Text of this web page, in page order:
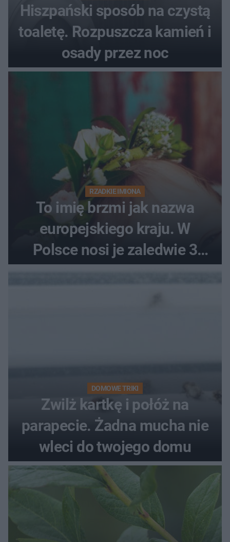
Hiszpański sposób na czystą
toaletę. Rozpuszcza kamień i
osady przez noc
RZADKIE IMIONA
To imię brzmi jak nazwa
europejskiego kraju. W
Polsce nosi je zaledwie 3
DOMOWE TRIKI
Zwilż kartkę i połóż na
parapecie. Żadna mucha nie
wleci do twojego domu